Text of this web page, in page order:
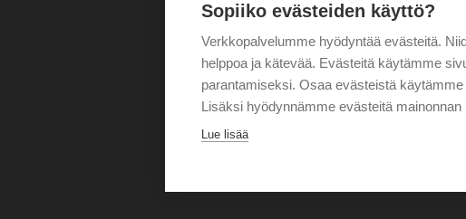
f
o
o
t
Sopiiko evästeiden käyttö?
Verkkopalvelumme hyödyntää evästeitä.
helppoa ja kätevää. Evästeitä käytämme
parantamiseksi. Osaa evästeistä
Lisäksi hyödynnämme evästeitä mainonnan
Lue lisää